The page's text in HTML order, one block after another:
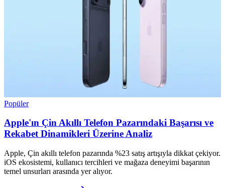
Popüler
Apple'ın Çin Akıllı Telefon Pazarındaki Başarısı ve
Rekabet Dinamikleri Üzerine Analiz
Apple, Çin akıllı telefon pazarında %23 satış artışıyla dikkat çekiyor.
iOS ekosistemi, kullanıcı tercihleri ve mağaza deneyimi başarının
temel unsurları arasında yer alıyor.